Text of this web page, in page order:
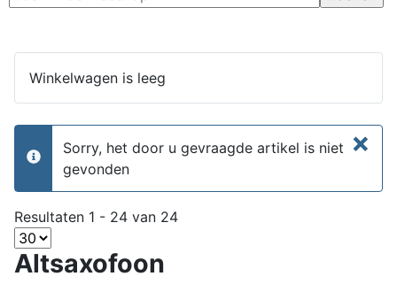
Winkelwagen is leeg
×
info
Sorry, het door u gevraagde artikel is niet
gevonden
Resultaten 1 - 24 van 24
Altsaxofoon